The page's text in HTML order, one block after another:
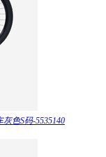
色S码-5535140